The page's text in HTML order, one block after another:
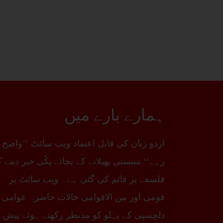
ہمارے بارے میں
اردو زبان کی قابل اعتماد ویب سائٹ ’’واضح
رہے‘‘ سنسنی پھیلانے کے بجائے پکّی خبر دینے
فلسفے پر قائم کی گئی ہے۔ ویب سائٹ پر
قومی اور بین الاقوامی حالات حاضرہ عوامی
دلچسپی کے پہلو کو مدنظر رکھتے ہوئے پیش